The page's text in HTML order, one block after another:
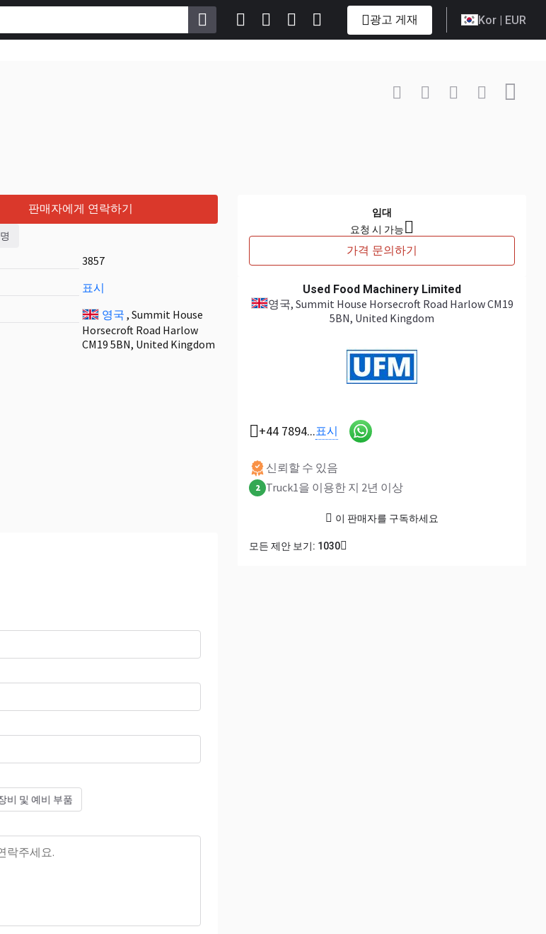
광고 게재 Kor | EUR
+44 7894... 표시
판매자에게 연락하기
3857
표시
영국 , Summit House
Horsecroft Road Harlow
CM19 5BN, United Kingdom
비 및 예비 부품
임대
요청 시 가능
가격 문의하기
Used Food Machinery Limited
영국, Summit House Horsecroft Road Harlow CM19
5BN, United Kingdom
+44 7894...표시
신뢰할 수 있음
2 Truck1을 이용한 지 2년 이상
이 판매자를 구독하세요
모든 제안 보기: 1030